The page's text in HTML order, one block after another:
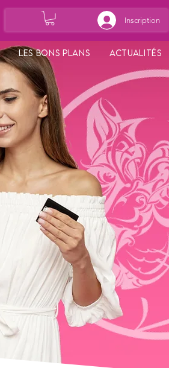
Inscription
Les bons plans Actualités